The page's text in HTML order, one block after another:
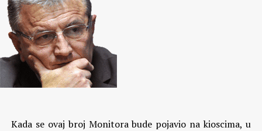
Kada se ovaj broj Monitora bude pojavio na kioscima, u